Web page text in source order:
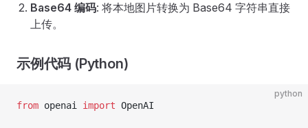
Base64 编码: 将本地图片转换为 Base64 字符串直接
上传。
示例代码 (Python)
python
from openai import OpenAI